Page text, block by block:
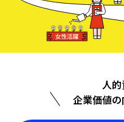
人
企業価値の